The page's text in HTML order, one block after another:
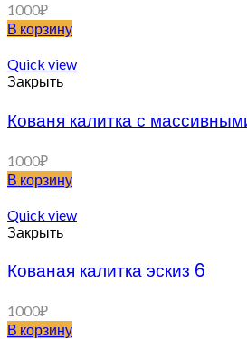
1000₽
В корзину
Quick view
Закрыть
Кованя калитка с
1000₽
В корзину
Quick view
Закрыть
Кованая калитка эскиз 6
1000₽
В корзину